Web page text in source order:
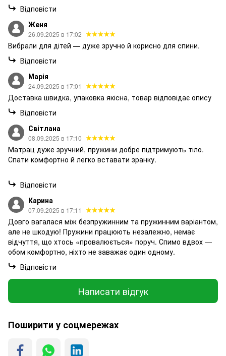
Відповісти
Женя
26.09.2025 в 17:02
Вибрали для дітей — дуже зручно й корисно для спини.
Відповісти
Марія
24.09.2025 в 17:01
Доставка швидка, упаковка якісна, товар відповідає опису
Відповісти
Світлана
08.09.2025 в 17:10
Матрац дуже зручний, пружини добре підтримують тіло.
Спати комфортно й легко вставати зранку.
Відповісти
Карина
07.09.2025 в 17:11
Довго вагалася між безпружинним та пружинним варіантом,
але не шкодую! Пружини працюють незалежно, немає
відчуття, що хтось «провалюється» поруч. Спимо вдвох —
обом комфортно, ніхто не заважає один одному.
Відповісти
Написати відгук
Поширити у соцмережах